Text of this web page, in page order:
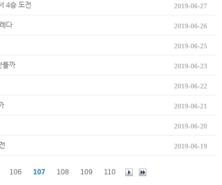
4승 도전 2019-06-27
다 2019-06-26
2019-06-25
들까 2019-06-23
2019-06-22
2019-06-21
2019-06-20
2019-06-19
106 107 108 109 110